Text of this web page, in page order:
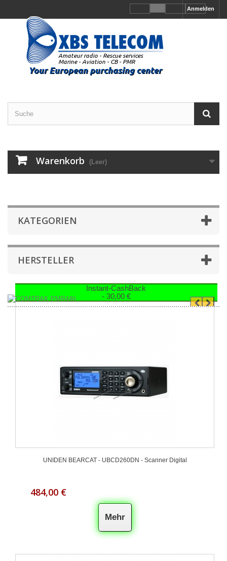
Anmelden
Warenkorb (Leer)
KATEGORIEN
HERSTELLER
Instant-CashBack
- 30,00 €
UNIDEN BEARCAT - UBCD260DN - Scanner Digital
484,00 €
Mehr